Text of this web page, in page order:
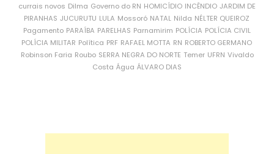
currais novos Dilma Governo do RN HOMICÍDIO INCÊNDIO JARDIM DE
PIRANHAS JUCURUTU LULA Mossoró NATAL Nilda NÉLTER QUEIROZ
Pagamento PARAÍBA PARELHAS Parnamirim POLÍCIA POLÍCIA CIVIL
POLÍCIA MILITAR Política PRF RAFAEL MOTTA RN ROBERTO GERMANO
Robinson Faria Roubo SERRA NEGRA DO NORTE Temer UFRN Vivaldo
Costa Água ÁLVARO DIAS